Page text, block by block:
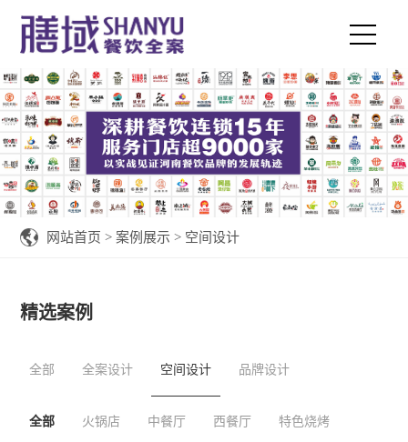
网站首页 >案例展示 > 空间设计
精选案例
全部 全案设计 空间设计 品牌设计
全部 火锅店 中餐厅 西餐厅 特色烧烤